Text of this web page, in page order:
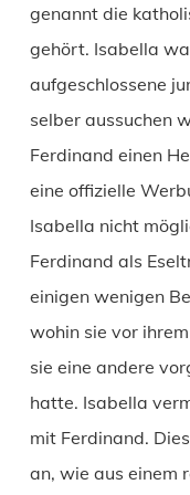
genannt die
gehört. Isabella
aufgeschlossene
selber aussuchen
Ferdinand einen
eine offizielle
Isabella nicht
Ferdinand als
einigen wenigen
wohin sie vor
sie eine andere
hatte. Isabella
mit Ferdinand.
an, wie aus einem